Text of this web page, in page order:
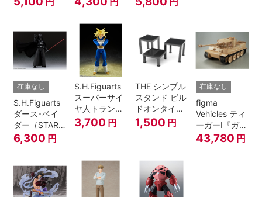
A.N.I.M.E.
マジシャン・
在庫なし
S.H.Figuarts
ダース･ベイ
ダー（STAR
WARS: Return
of the Jedi）
6,300 円
S.H.Figuarts
スーパーサイ
ヤ人トランク
ス-その身に秘
めしスーパー
Z』
3,700 円
THE シンプル
スタンド ビル
ドオンタイプ
(ブラック)
1,500 円
在庫なし
figma
Vehicles ティ
ーガーI『ガー
ルズ&パンツ
ァー』
43,780 円